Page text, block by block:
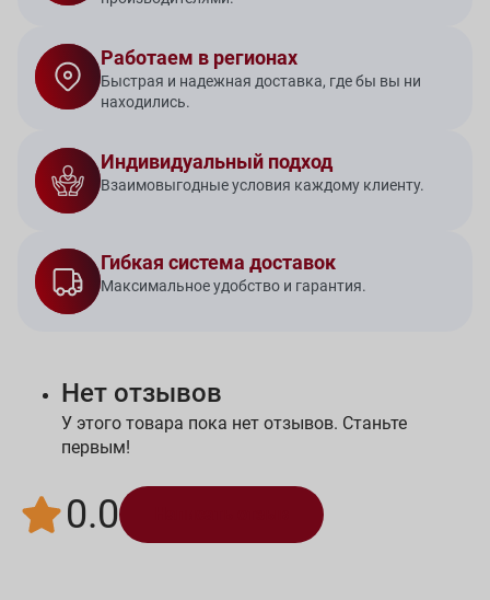
Работаем в регионах
Быстрая и надежная доставка, где бы вы ни
находились.
Индивидуальный подход
Взаимовыгодные условия каждому клиенту.
Гибкая система доставок
Максимальное удобство и гарантия.
Нет отзывов
У этого товара пока нет отзывов. Станьте
первым!
0.0